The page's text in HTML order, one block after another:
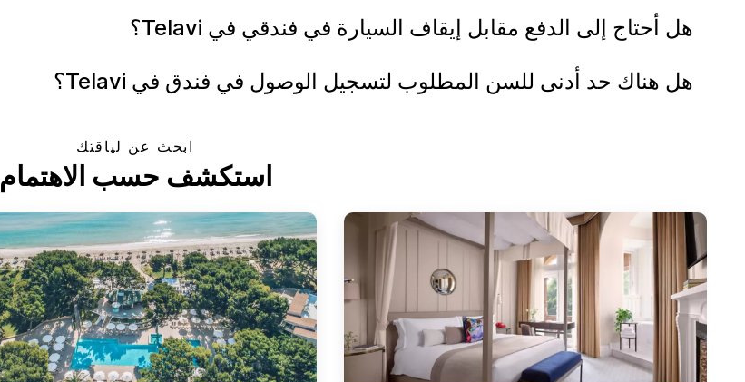
هل أحتاج إلى الدفع مقابل إيقاف السيارة في فندقي في Telavi؟
هل هناك حد أدنى للسن المطلوب لتسجيل الوصول في فندق في Telavi؟
ابحث عن لياقتك
استكشف حسب الاهتمام